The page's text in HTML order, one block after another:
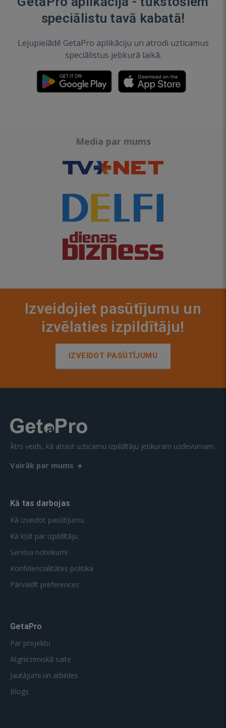
speciālistu tavā kabatā!
Lejupielādē GetaPro aplikāciju un atrodi uzticamus
speciālistus jebkurā laikā.
Media par mums
Izveidojiet pasūtījumu un
izvēlaties izpildītāju!
IZVEIDOT PASŪTĪJUMU
Ātrs veids, kā atrast uzticamu izpildītāju jebkuram uzdevumam.
Vairāk par mums
Kā tas darbojas
Kā izveidot pasūtījumu
Kā kļūt par izpildītāju
Servisa noteikumi
Konfidencialitātes politika
Pārvaldīt preferences
GetaPro
Par projektu
Atgriezeniskā saite
Jautājumi un atbildes
Blogs